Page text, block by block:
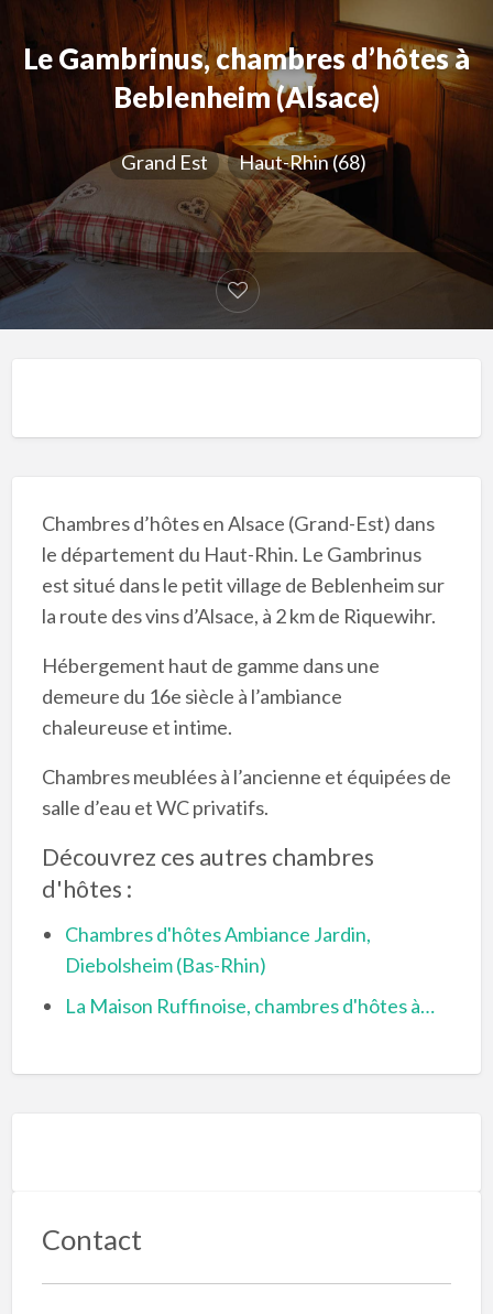
Le Gambrinus, chambres d’hôtes à
Beblenheim (Alsace)
Grand Est Haut-Rhin (68)
Chambres d’hôtes en Alsace (Grand-Est) dans
le département du Haut-Rhin. Le Gambrinus
est situé dans le petit village de Beblenheim sur
la route des vins d’Alsace, à 2 km de Riquewihr.
Hébergement haut de gamme dans une
demeure du 16e siècle à l’ambiance
chaleureuse et intime.
Chambres meublées à l’ancienne et équipées de
salle d’eau et WC privatifs.
Découvrez ces autres chambres
d'hôtes :
Chambres d'hôtes Ambiance Jardin,
Diebolsheim (Bas-Rhin)
La Maison Ruffinoise, chambres d'hôtes à…
Contact